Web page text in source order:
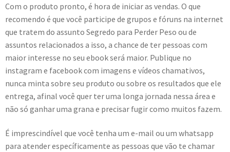
Com o produto pronto, é hora de iniciar as vendas. O que
recomendo é que você participe de grupos e fóruns na internet
que tratem do assunto Segredo para Perder Peso ou de
assuntos relacionados a isso, a chance de ter pessoas com
maior interesse no seu ebook será maior. Publique no
instagram e facebook com imagens e vídeos chamativos,
nunca minta sobre seu produto ou sobre os resultados que ele
entrega, afinal você quer ter uma longa jornada nessa área e
não só ganhar uma grana e precisar fugir como muitos fazem.
É imprescindível que você tenha um e-mail ou um whatsapp
para atender específicamente as pessoas que vão te chamar